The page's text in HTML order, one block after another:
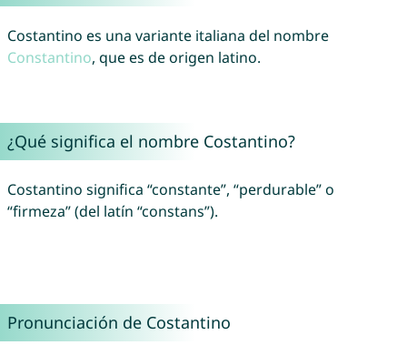
Costantino es una variante italiana del nombre
Constantino, que es de origen latino.
¿Qué significa el nombre Costantino?
Costantino significa “constante”, “perdurable” o
“firmeza” (del latín “constans”).
Pronunciación de Costantino